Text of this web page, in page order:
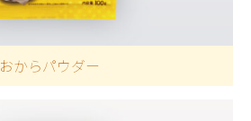
おからパウダー